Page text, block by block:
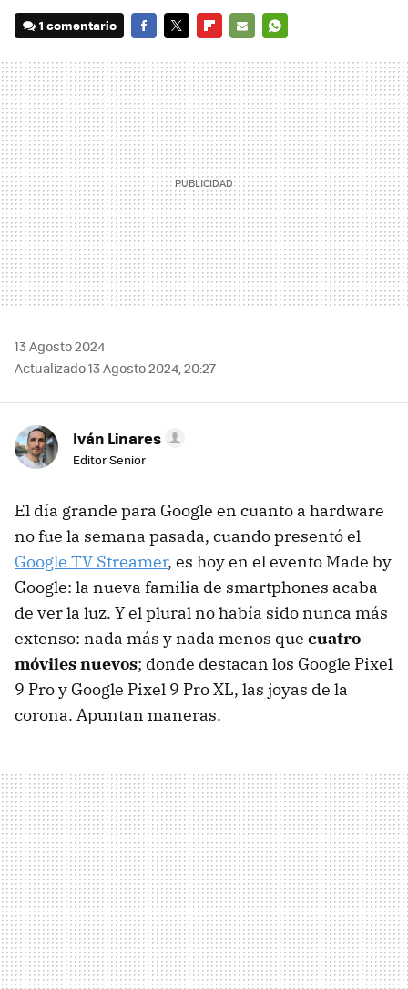
1 comentario
MAIL
13 Agosto 2024
Actualizado 13 Agosto 2024, 20:27
Iván Linares
Editor Senior
El día grande para Google en cuanto a hardware
no fue la semana pasada, cuando presentó el
Google TV Streamer, es hoy en el evento Made by
Google: la nueva familia de smartphones acaba
de ver la luz. Y el plural no había sido nunca más
extenso: nada más y nada menos que cuatro
móviles nuevos; donde destacan los Google Pixel
9 Pro y Google Pixel 9 Pro XL, las joyas de la
corona. Apuntan maneras.